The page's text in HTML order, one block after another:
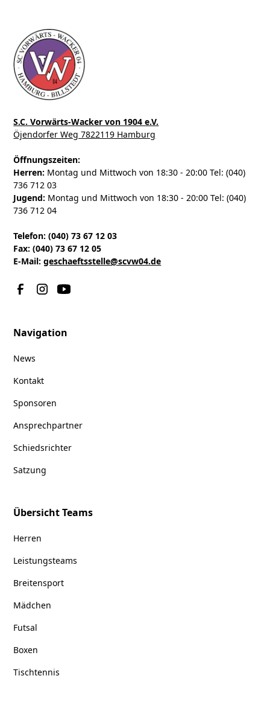
S.C. Vorwärts-Wacker von 1904 e.V.
Öjendorfer Weg 7822119 Hamburg
Öffnungszeiten:
Herren: Montag und Mittwoch von 18:30 - 20:00 Tel: (040)
736 712 03
Jugend: Montag und Mittwoch von 18:30 - 20:00 Tel: (040)
736 712 04
Telefon: (040) 73 67 12 03
Fax: (040) 73 67 12 05
E-Mail:geschaeftsstelle@scvw04.de
Navigation
News
Kontakt
Sponsoren
Ansprechpartner
Schiedsrichter
Satzung
Übersicht Teams
Herren
Leistungsteams
Breitensport
Mädchen
Futsal
Boxen
Tischtennis